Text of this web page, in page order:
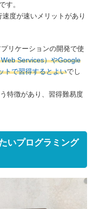
す。
度が速いメリットがあり
リケーションの開発で使
Services）やGoogle
トで習得するとよいでし
特徴があり、習得難易度
いプログラミング